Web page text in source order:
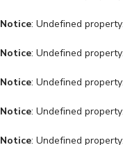
Notice: Undefined
Notice: Undefined
Notice: Undefined
Notice: Undefined
Notice: Undefined